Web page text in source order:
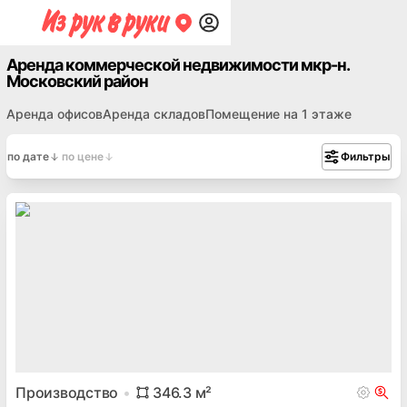
Аренда коммерческой недвижимости мкр-н.
Московский район
Аренда офисовАренда складовПомещение на 1 этаже
по дате по цене Фильтры
Производство 346.3м²